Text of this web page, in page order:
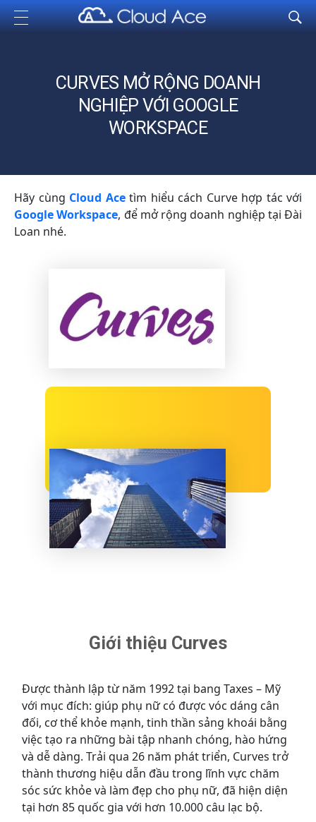
Cloud Ace
Nhà cung cấp giải pháp trên GCP cho doanh nghiệp
CURVES MỞ RỘNG DOANH
NGHIỆP VỚI GOOGLE
WORKSPACE
Hãy cùng Cloud Acetìm hiểu cách Curve hợp tác với
Google Workspace, để mở rộng doanh nghiệp tại Đài
Loan nhé.
Giới thiệu Curves
Được thành lập từ năm 1992 tại bang Taxes – Mỹ
với mục đích: giúp phụ nữ có được vóc dáng cân
đối, cơ thể khỏe mạnh, tinh thần sảng khoái bằng
việc tạo ra những bài tập nhanh chóng, hào hứng
và dễ dàng. Trải qua 26 năm phát triển, Curves trở
thành thương hiệu dẫn đầu trong lĩnh vực chăm
sóc sức khỏe và làm đẹp cho phụ nữ, đã hiện diện
tại hơn 85 quốc gia với hơn 10.000 câu lạc bộ.